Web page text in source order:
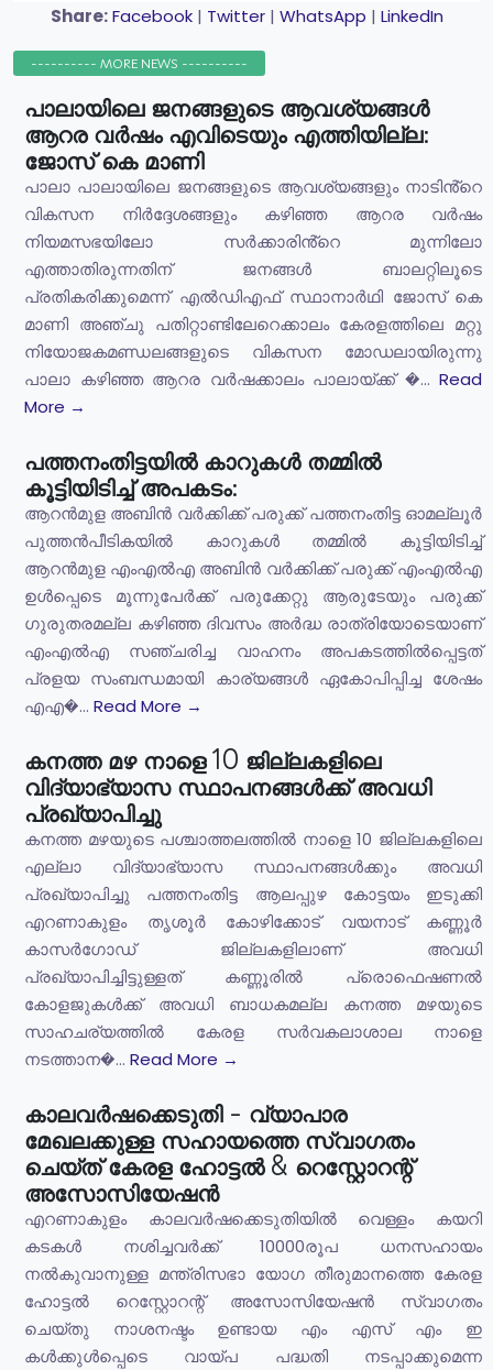
Share: Facebook| Twitter| WhatsApp | LinkedIn
---------- MORE NEWS ----------
പാലായിലെ ജനങ്ങളുടെ ആവശ്യങ്ങൾ
ആറര വർഷം എവിടെയും എത്തിയില്ല:
ജോസ് കെ മാണി
പാലാ പാലായിലെ ജനങ്ങളുടെ ആവശ്യങ്ങളും നാടിൻ്റെ
വികസന നിർദ്ദേശങ്ങളും കഴിഞ്ഞ ആറര വർഷം
നിയമസഭയിലോ സർക്കാരിൻ്റെ മുന്നിലോ
എത്താതിരുന്നതിന് ജനങ്ങൾ ബാലറ്റിലൂടെ
പ്രതികരിക്കുമെന്ന് എൽഡിഎഫ് സ്ഥാനാർഥി ജോസ് കെ
മാണി അഞ്ചു പതിറ്റാണ്ടിലേറെക്കാലം കേരളത്തിലെ മറ്റു
നിയോജകമണ്ഡലങ്ങളുടെ വികസന മോഡലായിരുന്നു
പാലാ കഴിഞ്ഞ ആറര വർഷക്കാലം പാലായ്ക്ക് �... Read
More →
പത്തനംതിട്ടയിൽ കാറുകൾ തമ്മിൽ
കൂട്ടിയിടിച്ച് അപകടം:
ആറൻമുള അബിൻ വർക്കിക്ക് പരുക്ക് പത്തനംതിട്ട ഓമല്ലൂർ
പുത്തൻപീടികയിൽ കാറുകൾ തമ്മിൽ കൂട്ടിയിടിച്ച്
ആറൻമുള എംഎൽഎ അബിൻ വർക്കിക്ക് പരുക്ക് എംഎൽഎ
ഉൾപ്പെടെ മൂന്നുപേർക്ക് പരുക്കേറ്റു ആരുടേയും പരുക്ക്
ഗുരുതരമല്ല കഴിഞ്ഞ ദിവസം അർദ്ധ രാത്രിയോടെയാണ്
എംഎൽഎ സഞ്ചരിച്ച വാഹനം അപകടത്തിൽപ്പെട്ടത്
പ്രളയ സംബന്ധമായി കാര്യങ്ങൾ ഏകോപിപ്പിച്ച ശേഷം
എഎ�... Read More →
കനത്ത മഴ നാളെ 10 ജില്ലകളിലെ
വിദ്യാഭ്യാസ സ്ഥാപനങ്ങൾക്ക് അവധി
പ്രഖ്യാപിച്ചു
കനത്ത മഴയുടെ പശ്ചാത്തലത്തിൽ നാളെ 10 ജില്ലകളിലെ
എല്ലാ വിദ്യാഭ്യാസ സ്ഥാപനങ്ങൾക്കും അവധി
പ്രഖ്യാപിച്ചു പത്തനംതിട്ട ആലപ്പുഴ കോട്ടയം ഇടുക്കി
എറണാകുളം തൃശൂർ കോഴിക്കോട് വയനാട് കണ്ണൂർ
കാസർഗോഡ് ജില്ലകളിലാണ് അവധി
പ്രഖ്യാപിച്ചിട്ടുള്ളത് കണ്ണൂരിൽ പ്രൊഫെഷണൽ
കോളജുകൾക്ക് അവധി ബാധകമല്ല കനത്ത മഴയുടെ
സാഹചര്യത്തിൽ കേരള സർവകലാശാല നാളെ
നടത്താന�... Read More →
കാലവർഷക്കെടുതി - വ്യാപാര
മേഖലക്കുള്ള സഹായത്തെ സ്വാഗതം
ചെയ്ത് കേരള ഹോട്ടൽ & റെസ്റ്റോറന്റ്
അസോസിയേഷൻ
എറണാകുളം കാലവർഷക്കെടുതിയിൽ വെള്ളം കയറി
കടകൾ നശിച്ചവർക്ക് 10000രൂപ ധനസഹായം
നൽകുവാനുള്ള മന്ത്രിസഭാ യോഗ തീരുമാനത്തെ കേരള
ഹോട്ടൽ റെസ്റ്റോറന്റ് അസോസിയേഷൻ സ്വാഗതം
ചെയ്തു നാശനഷ്ടം ഉണ്ടായ എം എസ് എം ഇ
കൾക്കുൾപ്പെടെ വായ്പ പദ്ധതി നടപ്പാക്കുമെന്ന